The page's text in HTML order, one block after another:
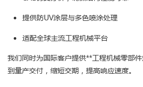
提供防UV涂层与多色喷涂处理
适配全球主流工程机械平台
我们同时为国际客户提供**工程机械零部
到量产交付，缩短交期，提高响应速度。